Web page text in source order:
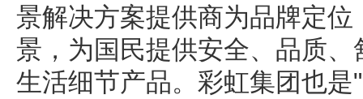
景解决方案提供商为品牌定
景，为国民提供安全、品质
生活细节产品。彩虹集团也